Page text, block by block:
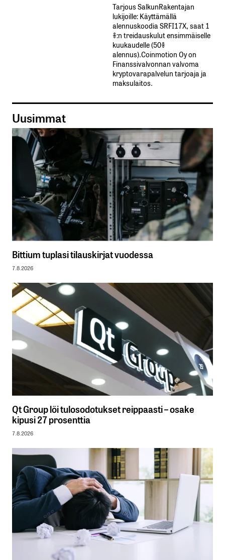
Tarjous SalkunRakentajan
lukijoille: Käyttämällä​ ​
alennuskoodia​ ​SRFI17X,​ ​saat​ ​1
%:n treidauskulut​ ​ensimmäiselle​ ​
kuukaudelle​ ​(50%​ ​
alennus).Coinmotion Oy on
Finanssivalvonnan valvoma
kryptovarapalvelun tarjoaja ja
maksulaitos.
Uusimmat
Bittium tuplasi tilauskirjat vuodessa
7.8.2026
Qt Group löi tulosodotukset reippaasti – osake
kipusi 27 prosenttia
7.8.2026